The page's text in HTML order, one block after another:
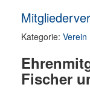
Kategorie: Verein
Fischer